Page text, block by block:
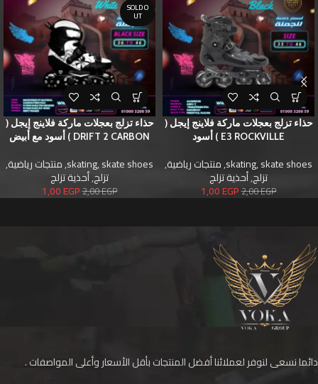
حذاء تزلج بعجلات ماركة فلاينج إيجل (
E3 ROCKVILLE ) أسود
skating,skate shoes
,منتجات رياضية,
تزلج,أحذية تزلج
2,00EGP
1,00EGP
SOLD O
UT
حذاء تزلج بعجلات ماركة فلاينج إيجل (
DRIFT 2 CARBON ) أسود مع أبيض
skating,skate shoes
,منتجات رياضية,
تزلج,أحذية تزلج
2,00EGP
1,00EGP
دائما نسعى لنوفر لعملائنا أفضل المنتجات بأقل الأسعار وأعلى المواصفات .